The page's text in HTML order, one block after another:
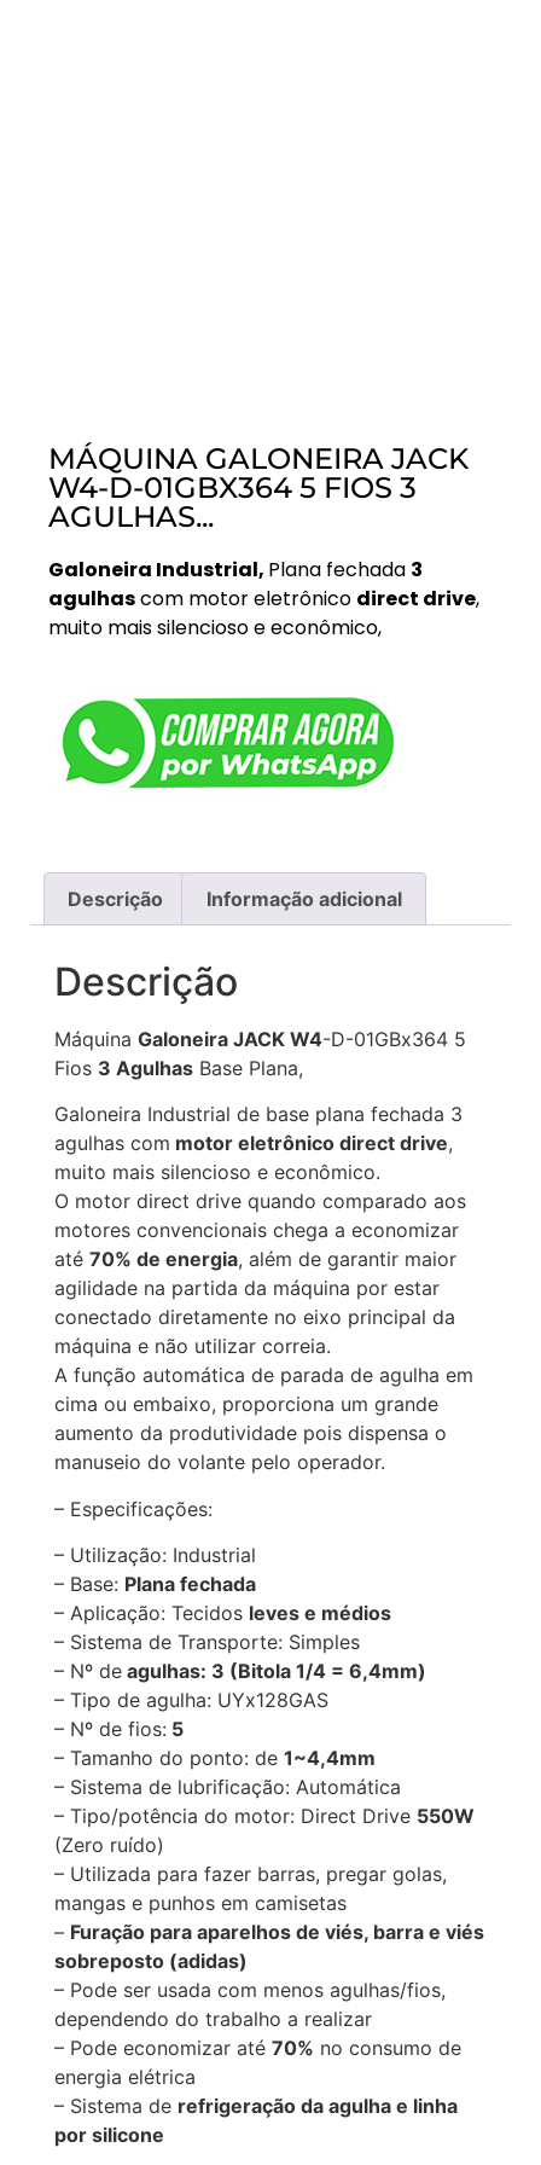
MÁQUINA GALONEIRA JACK
W4-D-01GBX364 5 FIOS 3
AGULHAS...
Galoneira Industrial, Plana fechada 3
agulhascom motor eletrônico direct drive,
muito mais silencioso e econômico,
Descrição Informação adicional
Descrição
Máquina Galoneira JACK W4-D-01GBx364 5
Fios 3 Agulhas Base Plana,
Galoneira Industrial de base plana fechada 3
agulhas com motor eletrônico direct drive,
muito mais silencioso e econômico.
O motor direct drive quando comparado aos
motores convencionais chega a economizar
até 70% de energia, além de garantir maior
agilidade na partida da máquina por estar
conectado diretamente no eixo principal da
máquina e não utilizar correia.
A função automática de parada de agulha em
cima ou embaixo, proporciona um grande
aumento da produtividade pois dispensa o
manuseio do volante pelo operador.
– Especificações:
– Utilização: Industrial
– Base: Plana fechada
– Aplicação: Tecidos leves e médios
– Sistema de Transporte: Simples
– Nº de agulhas: 3 (Bitola 1/4 = 6,4mm)
– Tipo de agulha: UYx128GAS
– Nº de fios: 5
– Tamanho do ponto: de 1~4,4mm
– Sistema de lubrificação: Automática
– Tipo/potência do motor: Direct Drive 550W
(Zero ruído)
– Utilizada para fazer barras, pregar golas,
mangas e punhos em camisetas
– Furação para aparelhos de viés, barra e viés
sobreposto (adidas)
– Pode ser usada com menos agulhas/fios,
dependendo do trabalho a realizar
– Pode economizar até 70% no consumo de
energia elétrica
– Sistema de refrigeração da agulha e linha
por silicone